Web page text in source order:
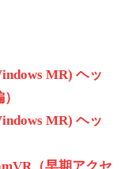
MR) ヘッ
MR) ヘッ